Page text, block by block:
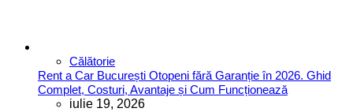
Călătorie
Rent a Car București Otopeni fără Garanție în 2026. Ghid
Complet, Costuri, Avantaje și Cum Funcționează
iulie 19, 2026